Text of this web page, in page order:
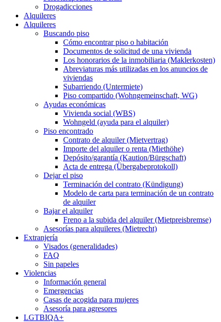
Drogadicciones
Alquileres
Alquileres
Buscando piso
Cómo encontrar piso o habitación
Documentos de solicitud de una vivienda
Los honorarios de la inmobiliaria (Maklerkosten)
Abreviaturas más utilizadas en los anuncios de
viviendas
Subarriendo (Untermiete)
Piso compartido (Wohngemeinschaft, WG)
Ayudas económicas
Vivienda social (WBS)
Wohngeld (ayuda para el alquiler)
Piso encontrado
Contrato de alquiler (Mietvertrag)
Importe del alquiler o renta (Miethöhe)
Depósito/garantía (Kaution/Bürgschaft)
Acta de entrega (Übergabeprotokoll)
Dejar el piso
Terminación del contrato (Kündigung)
Modelo de carta para terminación de un contrato
de alquiler
Bajar el alquiler
Freno a la subida del alquiler (Mietpreisbremse)
Asesorías para alquileres (Mietrecht)
Extranjería
Visados (generalidades)
FAQ
Sin papeles
Violencias
Información general
Emergencias
Casas de acogida para mujeres
Asesoría para agresores
LGTBIQA+